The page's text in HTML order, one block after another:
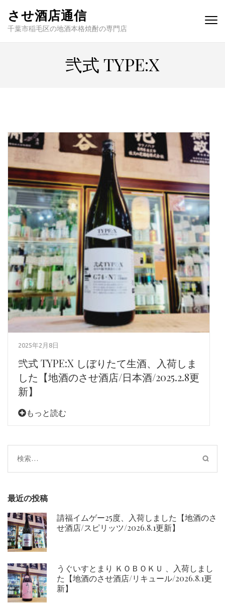
させ酒店通信
千葉市稲毛区の地酒本格焼酎の専門店
弐式 TYPE:X
2025年2月8日
弐式 TYPE:X しぼりたて生酒、入荷しま
した【地酒のさせ酒店/日本酒/2025.2.8更
新】
もっと読む
検
索:
最近の投稿
請福イムゲー25度、入荷しました【地酒のさ
せ酒店/スピリッツ/2026.8.1更新】
うぐいすとまり ＫＯＢＯＫＵ 、入荷しまし
た【地酒のさせ酒店/リキュール/2026.8.1更
新】